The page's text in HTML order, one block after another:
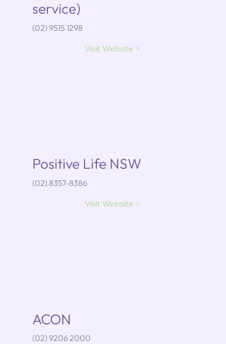
service)
(02) 9515 1298
Visit Website >
Positive Life NSW
(02) 8357-8386
Visit Website >
ACON
(02) 9206 2000